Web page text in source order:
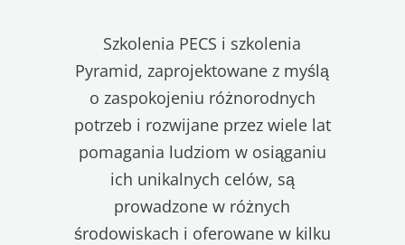
Szkolenia PECS i szkolenia
Pyramid, zaprojektowane z myślą
o zaspokojeniu różnorodnych
potrzeb i rozwijane przez wiele lat
pomagania ludziom w osiąganiu
ich unikalnych celów, są
prowadzone w różnych
środowiskach i oferowane w kilku